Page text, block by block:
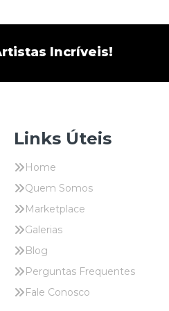
Incríveis!
Links Úteis
Home
Quem Somos
Marketplace
Galerias
Blog
Perguntas Frequentes
Fale Conosco